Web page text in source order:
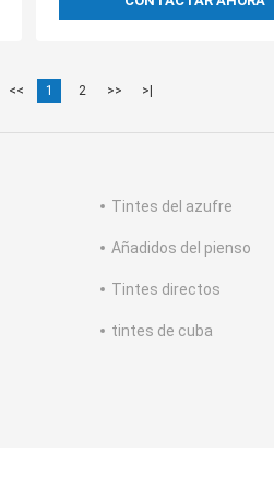
<< 1 2 >> >|
Tintes del azufre
Añadidos del pienso
Tintes directos
tintes de cuba